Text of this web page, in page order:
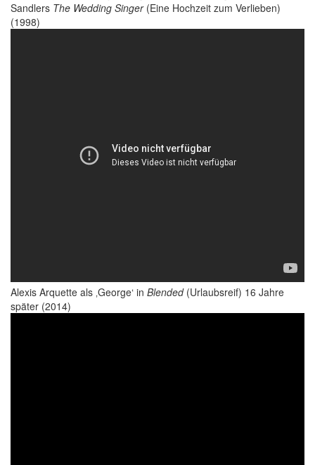
Sandlers The Wedding Singer(Eine Hochzeit zum Verlieben)
(1998)
Alexis Arquette als ‚George‘ in Blended(Urlaubsreif) 16 Jahre
später (2014)